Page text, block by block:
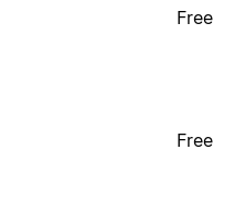
Free
Free